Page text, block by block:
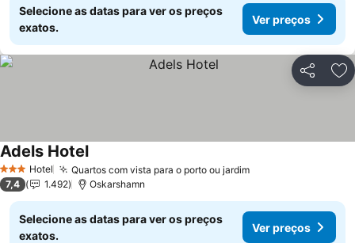
Selecione as datas para ver os preços
exatos.
Ver preços
Partilhar
3 EstrelasHotel Quartos com vista para o porto ou jardim
Adels Hotel
7,4 1.492 Oskarshamn
Selecione as datas para ver os preços
exatos.
Ver preços